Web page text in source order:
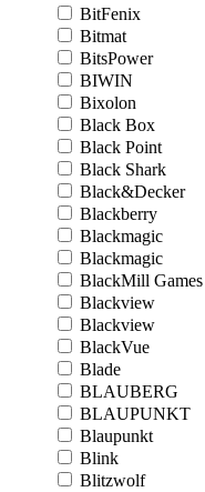
BitFenix
Bitmat
BitsPower
BIWIN
Bixolon
Black Box
Black Point
Black Shark
Black&Decker
Blackberry
Blackmagic
Blackmagic
BlackMill Games
Blackview
Blackview
BlackVue
Blade
BLAUBERG
BLAUPUNKT
Blaupunkt
Blink
Blitzwolf